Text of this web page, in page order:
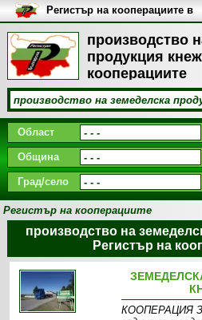
производство
продукция
кооперациите
Регистър на кооперациите в
България
Област
Община
Град/село
Регистър на кооперациите
производство на
Регистър на
КООПЕРАЦИЯ